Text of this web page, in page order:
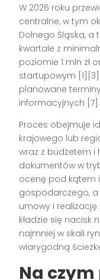
W 2026 roku
centralne, w tym
Dolnego Śląska, a
kwartale z
poziomie 1 mln zł
startupowym
planowane
informacyjnych [7].
Proces obejmuje
krajowego lub
wraz z budżetem i
dokumentów w
ocenę pod kątem
gospodarczego,
umowy i realizację
kładzie się nacisk
najmniej w skali
wiarygodną
Na